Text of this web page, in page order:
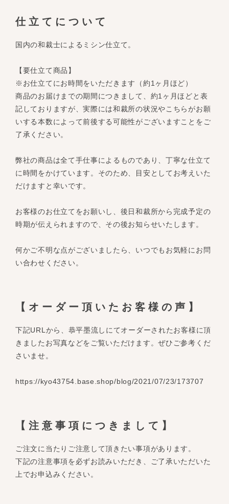
仕立てについて
国内の和裁士によるミシン仕立て。
【要仕立て商品】
※お仕立てにお時間をいただきます（約1ヶ月ほど）
商品のお届けまでの期間につきまして、約1ヶ月ほどと表
記しておりますが、実際には和裁所の状況やこちらがお願
いする本数によって前後する可能性がございますことをご
了承ください。
弊社の商品は全て手仕事によるものであり、丁寧な仕立て
に時間をかけています。そのため、目安としてお考えいた
だけますと幸いです。
お客様のお仕立てをお願いし、後日和裁所から完成予定の
時期が伝えられますので、その後お知らせいたします。
何かご不明な点がございましたら、いつでもお気軽にお問
い合わせください。
【オーダー頂いたお客様の声】
下記URLから、恭平墨流しにてオーダーされたお客様に頂
きましたお写真などをご覧いただけます。ぜひご参考くだ
さいませ。
https://kyo43754.base.shop/blog/2021/07/23/173707
【注意事項につきまして】
ご注文に当たりご注意して頂きたい事項があります。
下記の注意事項を必ずお読みいただき、ご了承いただいた
上でお申込みください。